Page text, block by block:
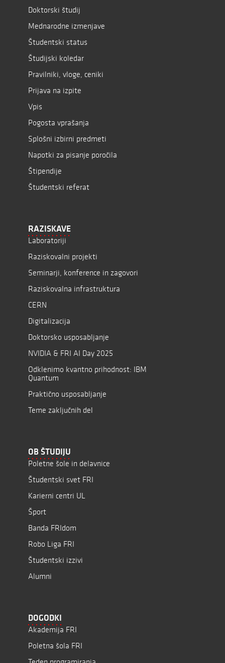
Doktorski študij
Mednarodne izmenjave
Študentski status
Študijski koledar
Pravilniki, vloge, ceniki
Prijava na izpite
Vpis
Pogosta vprašanja
Splošni izbirni predmeti
Napotki za pisanje poročila
Štipendije
Študentski referat
RAZISKAVE
Laboratoriji
Raziskovalni projekti
Seminarji, konference in zagovori
Raziskovalna infrastruktura
CERN
Digitalizacija
Doktorsko usposabljanje
NVIDIA & FRI AI Day 2025
Odklenimo kvantno prihodnost: IBM
Quantum
Praktično usposabljanje
Teme zaključnih del
OB ŠTUDIJU
Poletne šole in delavnice
Študentski svet FRI
Karierni centri UL
Šport
Banda FRIdom
Robo Liga FRI
Študentski izzivi
Alumni
DOGODKI
Akademija FRI
Poletna šola FRI